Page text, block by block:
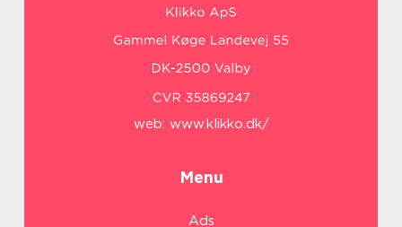
web: www.klikko.dk/
Menu
Ads